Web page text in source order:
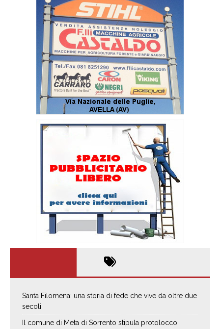
Santa Filomena: una storia di fede che vive da oltre due
secoli
Il comune di Meta di Sorrento stipula protolocco